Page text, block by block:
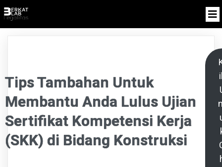
Tips Tambahan Untuk
Membantu Anda Lulus Ujian
Sertifikat Kompetensi Kerja
(SKK) di Bidang Konstruksi